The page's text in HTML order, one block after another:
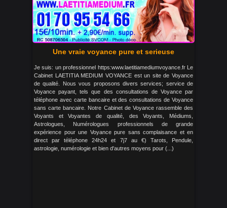
Une vraie voyance pure et serieuse
Je suis: un professionnel https:www.laetitiamediumvoyance.fr Le
Cabinet LAETITIA MEDIUM VOYANCE est un site de Voyance
de qualité. Nous vous proposons divers services; service de
Voyance payant, tels que des consultations de Voyance par
téléphone avec carte bancaire et des consultations de Voyance
sans carte bancaire. Notre Cabinet de Voyance rassemble des
Voyants et Voyantes de qualité, des Voyants, Médiums,
Astrologues, Numérologues professionnels de grande
expérience pour une Voyance pure sans complaisance et en
direct par téléphone 24h24 et 7j7 au €) Tarots, Pendule,
astrologie, numérologie et bien d'autres moyens pour (...)